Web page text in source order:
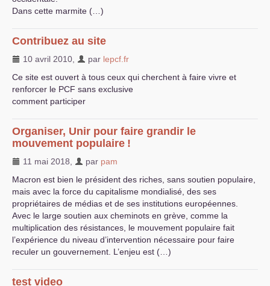
Dans cette marmite (…)
Contribuez au site
10 avril 2010 par lepcf.fr
Ce site est ouvert à tous ceux qui cherchent à faire vivre et
renforcer le PCF sans exclusive
comment participer
Organiser, Unir pour faire grandir le
mouvement populaire !
11 mai 2018 par pam
Macron est bien le président des riches, sans soutien populaire,
mais avec la force du capitalisme mondialisé, des ses
propriétaires de médias et de ses institutions européennes.
Avec le large soutien aux cheminots en grève, comme la
multiplication des résistances, le mouvement populaire fait
l’expérience du niveau d’intervention nécessaire pour faire
reculer un gouvernement. L’enjeu est (…)
test video